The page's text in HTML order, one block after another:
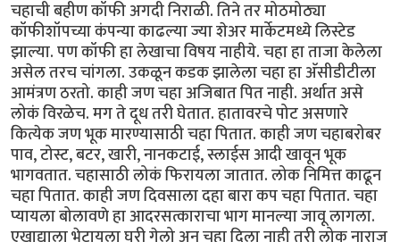
चहाची बहीण कॉफी अगदी निराळी. तिने तर मोठमोठ्या
कॉफीशॉपच्या कंपन्या काढल्या ज्या शेअर मार्केटमध्ये लिस्टेड
झाल्या. पण कॉफी हा लेखाचा विषय नाहीये. चहा हा ताजा केलेला
असेल तरच चांगला. उकळून कडक झालेला चहा हा अ‍ॅसीडीटीला
आमंत्रण ठरतो. काही जण चहा अजिबात पित नाही. अर्थात असे
लोकं विरळेच. मग ते दूध तरी घेतात. हातावरचे पोट असणारे
कित्येक जण भूक मारण्यासाठी चहा पितात. काही जण चहाबरोबर
पाव, टोस्ट, बटर, खारी, नानकटाई, स्लाईस आदी खावून भूक
भागवतात. चहासाठी लोकं फिरायला जातात. लोक निमित्त काढून
चहा पितात. काही जण दिवसाला दहा बारा कप चहा पितात. चहा
प्यायला बोलावणे हा आदरसत्काराचा भाग मानल्या जावू लागला.